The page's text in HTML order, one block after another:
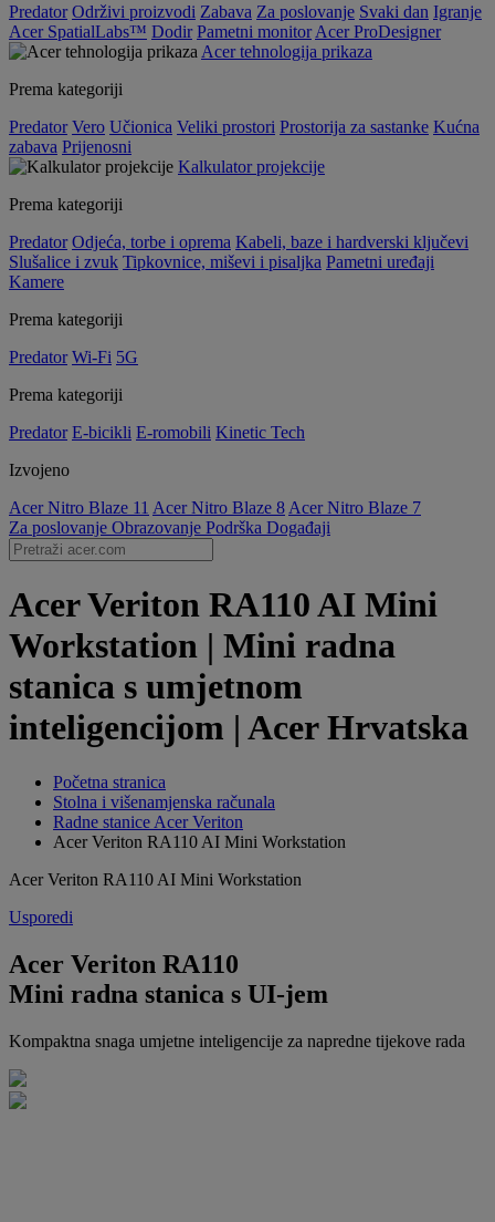
Predator Održivi proizvodi Zabava Za poslovanje Svaki dan Igranje
Acer SpatialLabs™ Dodir Pametni monitor Acer ProDesigner
Acer tehnologija prikaza
Prema kategoriji
Predator Vero Učionica Veliki prostori Prostorija za sastanke Kućna
zabava Prijenosni
Kalkulator projekcije
Prema kategoriji
Predator Odjeća, torbe i oprema Kabeli, baze i hardverski ključevi
Slušalice i zvuk Tipkovnice, miševi i pisaljka Pametni uređaji
Kamere
Prema kategoriji
Predator Wi-Fi 5G
Prema kategoriji
Predator E-bicikli E-romobili Kinetic Tech
Izvojeno
Acer Nitro Blaze 11 Acer Nitro Blaze 8 Acer Nitro Blaze 7
Za poslovanje Obrazovanje Podrška Događaji
Acer Veriton RA110 AI Mini
Workstation | Mini radna
stanica s umjetnom
inteligencijom | Acer Hrvatska
Početna stranica
Stolna i višenamjenska računala
Radne stanice Acer Veriton
Acer Veriton RA110 AI Mini Workstation
Acer Veriton RA110 AI Mini Workstation
Usporedi
Acer Veriton RA110
Mini radna stanica s UI-jem
Kompaktna snaga umjetne inteligencije za napredne tijekove rada